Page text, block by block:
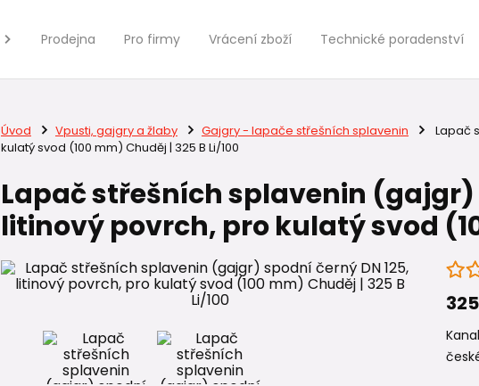
Prodejna Pro firmy Vrácení zboží Technické poradenství
Úvod Vpusti, gajgry a žlaby Gajgry - lapače střešních splavenin
Lapač
kulatý svod (100 mm) Chuděj | 325 B Li/100
Lapač střešních splavenin (gajgr)
litinový povrch, pro kulatý svod